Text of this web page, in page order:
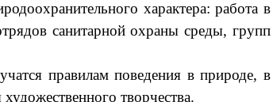
характера: работа в
санитарной охраны среды, групп
правилам поведения в природе, в
творчества.